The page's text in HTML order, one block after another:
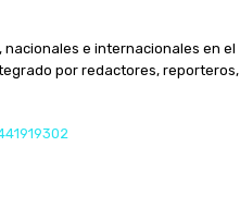
e internacionales en el
por redactores, reporteros,